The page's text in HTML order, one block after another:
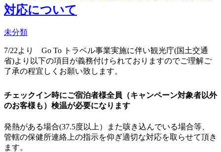
対応について
未分類
7/22より Go To トラベル事業実施に伴い観光庁(国土交通
省)より以下の項目が義務付けられておりますのでご理解ご
了承の程宜しくお願い致します。
チェックイン時にご宿泊者様全員（キャンペーン対象者以外
のお客様も）検温が必要になります
発熱がある場合(37.5度以上）また咳き込んでいる場合等、
管轄の保健所連絡上の指示を仰ぎ適切な対応を取らせて頂き
ます。